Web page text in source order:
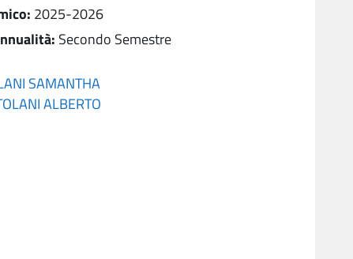
: 2025-2026
: Secondo Semestre
SAMANTHA
ALBERTO